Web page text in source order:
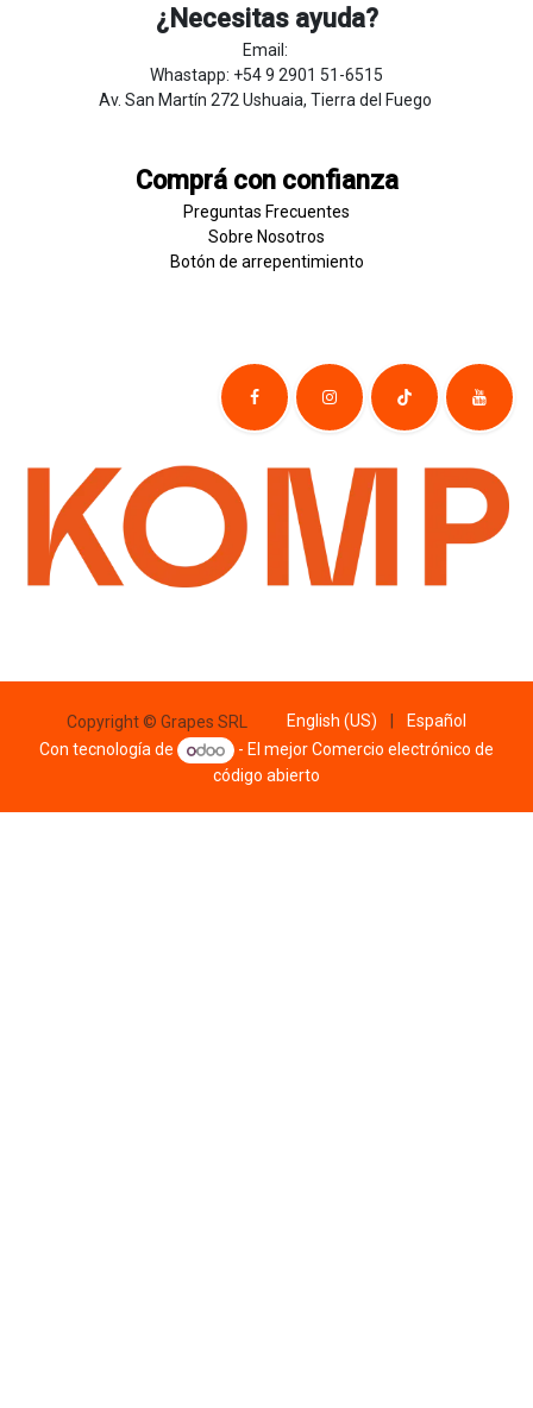
¿Necesitas ayuda?
Email:
Whastapp: +54 9 2901 51-6515
Av. San Martín 272 Ushuaia, Tierra del Fuego
Comprá con confianza
Preguntas Frecuentes
Sobre Nosotros
Botón de ​arrepentim​​​iento
Copyright © Grapes SRL English (US)
Español
Con tecnología de
- El mejorComercio electrónico de
código abierto